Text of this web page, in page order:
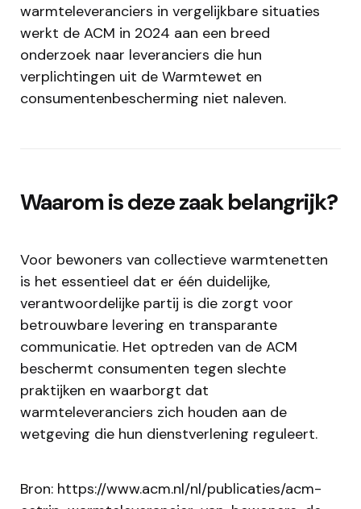
warmteleveranciers in vergelijkbare situaties
werkt de ACM in 2024 aan een breed
onderzoek naar leveranciers die hun
verplichtingen uit de Warmtewet en
consumentenbescherming niet naleven.
Waarom is deze zaak belangrijk?
Voor bewoners van collectieve warmtenetten
is het essentieel dat er één duidelijke,
verantwoordelijke partij is die zorgt voor
betrouwbare levering en transparante
communicatie. Het optreden van de ACM
beschermt consumenten tegen slechte
praktijken en waarborgt dat
warmteleveranciers zich houden aan de
wetgeving die hun dienstverlening reguleert.
Bron: https://www.acm.nl/nl/publicaties/acm-